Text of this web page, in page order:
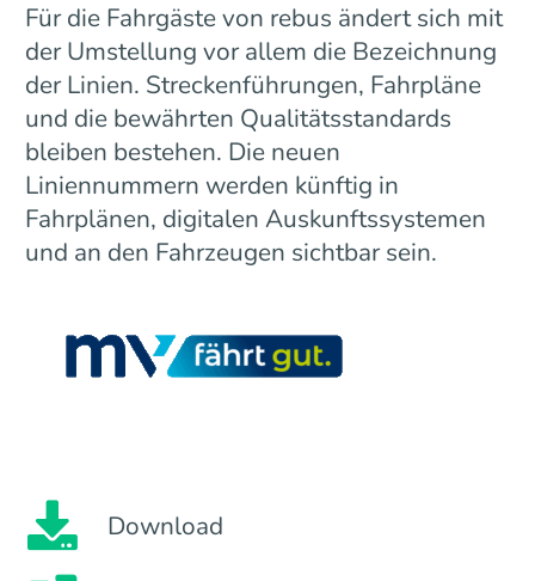
Für die Fahrgäste von rebus ändert sich mit
der Umstellung vor allem die Bezeichnung
der Linien. Streckenführungen, Fahrpläne
und die bewährten Qualitätsstandards
bleiben bestehen. Die neuen
Liniennummern werden künftig in
Fahrplänen, digitalen Auskunftssystemen
und an den Fahrzeugen sichtbar sein.
Download